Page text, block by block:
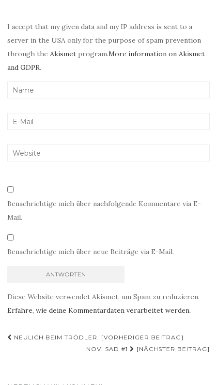
I accept that my given data and my IP address is sent to a
server in the USA only for the purpose of spam prevention
through the Akismet program.More information on Akismet
and GDPR.
Benachrichtige mich über nachfolgende Kommentare via E-
Mail.
Benachrichtige mich über neue Beiträge via E-Mail.
Diese Website verwendet Akismet, um Spam zu reduzieren.
Erfahre, wie deine Kommentardaten verarbeitet werden.
Beitragsnavigation
NEULICH BEIM TRÖDLER. [VORHERIGER BEITRAG]
NOVI SAD #1
[NÄCHSTER BEITRAG]